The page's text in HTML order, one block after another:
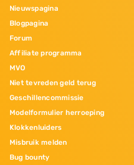
Nieuwspagina
Blogpagina
Forum
Affiliate programma
MVO
Niet tevreden geld terug
Geschillencommissie
Modelformulier herroeping
Klokkenluiders
Misbruik melden
Bug bounty